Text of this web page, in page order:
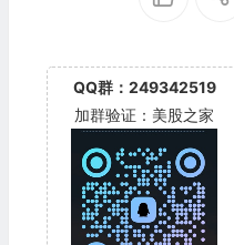
QQ群：249342519
加群验证：美股之家